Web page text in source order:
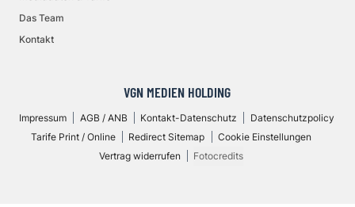
Das Team
Kontakt
VGN MEDIEN HOLDING
Impressum AGB / ANB Kontakt-Datenschutz
Datenschutzpolicy
Tarife Print / Online
Redirect Sitemap
Cookie Einstellungen
Vertrag widerrufen
Fotocredits